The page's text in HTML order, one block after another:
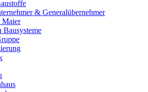
& Generalübernehmer
Maier
Bausysteme